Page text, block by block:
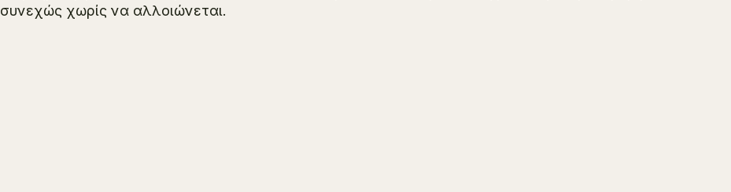
συνεχώς χωρίς να αλλοιώνεται.